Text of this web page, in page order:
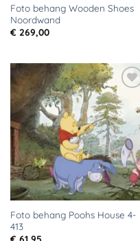
Foto behang Wooden Shoes
Noordwand
€ 269,00
Toevoegen
aan
verlanglijst
Foto behang Poohs House 4-
413